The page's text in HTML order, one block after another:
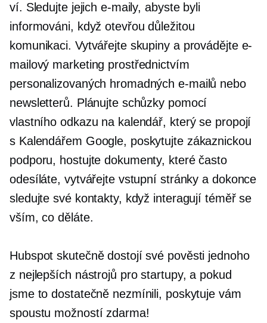
ví. Sledujte jejich e-maily, abyste byli
informováni, když otevřou důležitou
komunikaci. Vytvářejte skupiny a provádějte e-
mailový marketing prostřednictvím
personalizovaných hromadných e-mailů nebo
newsletterů. Plánujte schůzky pomocí
vlastního odkazu na kalendář, který se propojí
s Kalendářem Google, poskytujte zákaznickou
podporu, hostujte dokumenty, které často
odesíláte, vytvářejte vstupní stránky a dokonce
sledujte své kontakty, když interagují téměř se
vším, co děláte.
Hubspot skutečně dostojí své pověsti jednoho
z nejlepších nástrojů pro startupy, a pokud
jsme to dostatečně nezmínili, poskytuje vám
spoustu možností zdarma!